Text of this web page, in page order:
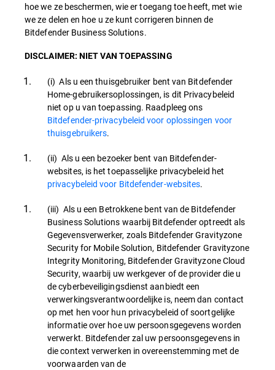
hoe we ze beschermen, wie er toegang toe heeft, met wie
we ze delen en hoe u ze kunt corrigeren binnen de
Bitdefender Business Solutions.
DISCLAIMER: NIET VAN TOEPASSING
(i) Als u een thuisgebruiker bent van Bitdefender
Home-gebruikersoplossingen, is dit Privacybeleid
niet op u van toepassing. Raadpleeg ons
Bitdefender-privacybeleid voor oplossingen voor
thuisgebruikers.
(ii) Als u een bezoeker bent van Bitdefender-
websites, is het toepasselijke privacybeleid het
privacybeleid voor Bitdefender-websites.
(iii) Als u een Betrokkene bent van de Bitdefender
Business Solutions waarbij Bitdefender optreedt als
Gegevensverwerker, zoals Bitdefender Gravityzone
Security for Mobile Solution, Bitdefender Gravityzone
Integrity Monitoring, Bitdefender Gravityzone Cloud
Security, waarbij uw werkgever of de provider die u
de cyberbeveiligingsdienst aanbiedt een
verwerkingsverantwoordelijke is, neem dan contact
op met hen voor hun privacybeleid of soortgelijke
informatie over hoe uw persoonsgegevens worden
verwerkt. Bitdefender zal uw persoonsgegevens in
die context verwerken in overeenstemming met de
voorwaarden van de